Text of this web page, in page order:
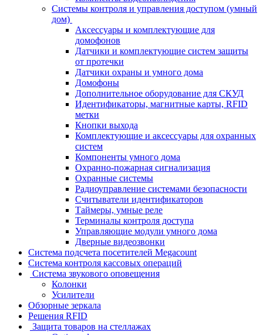
Системы контроля и управления доступом (умный
дом)
Аксессуары и комплектующие для
домофонов
Датчики и комплектующие систем защиты
от протечки
Датчики охраны и умного дома
Домофоны
Дополнительное оборудование для СКУД
Идентификаторы, магнитные карты, RFID
метки
Кнопки выхода
Комплектующие и аксессуары для охранных
систем
Компоненты умного дома
Охранно-пожарная сигнализация
Охранные системы
Радиоуправление системами безопасности
Считыватели идентификаторов
Таймеры, умные реле
Терминалы контроля доступа
Управляющие модули умного дома
Дверные видеозвонки
Система подсчета посетителей Megacount
Система контроля кассовых операций
Система звукового оповещения
Колонки
Усилители
Обзорные зеркала
Решения RFID
Защита товаров на стеллажах